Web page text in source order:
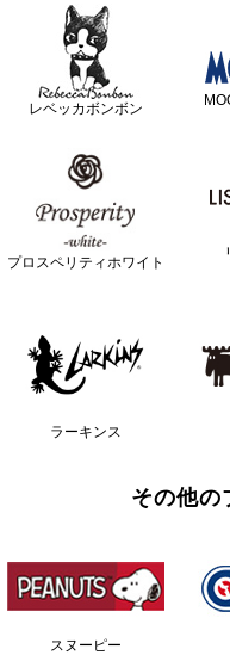
レベッカボンボン
プロスペリティホワイト
ラーキンス
その他の
スヌーピー